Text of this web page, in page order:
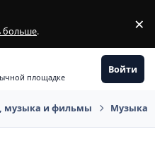
больше. ×
площадке
Войти
музыка и фильмы Музыка